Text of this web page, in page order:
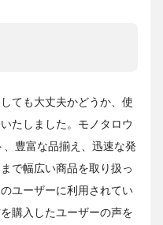
ても大丈夫かどうか、使
たしました。モノタロウ
豊富な品揃え、迅速な発
で幅広い商品を取り扱っ
ユーザーに利用されてい
購入したユーザーの声を